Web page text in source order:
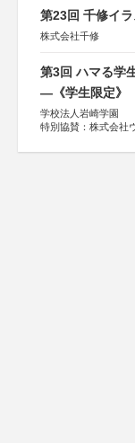
会、森林火災対策協会
第23回 千修イ
株式会社千修
第3回 ハマる学
―《学生限定》
学校法人岩崎学園
特別協賛：株式会社